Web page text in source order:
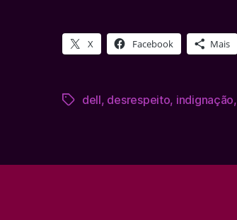
X Facebook Mais
Tagsdell, desrespeito, indignação,